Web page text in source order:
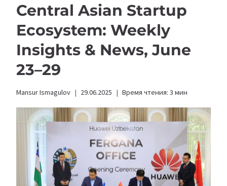
Central Asian Startup
Ecosystem: Weekly
Insights & News, June
23–29
Mansur Ismagulov 29.06.2025 Время чтения: 3 мин